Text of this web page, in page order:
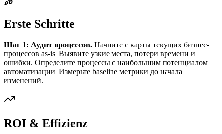
Erste Schritte
Шаг 1: Аудит процессов. Начните с карты текущих бизнес-
процессов as-is. Выявите узкие места, потери времени и
ошибки. Определите процессы с наибольшим потенциалом
автоматизации. Измерьте baseline метрики до начала
изменений.
ROI & Effizienz